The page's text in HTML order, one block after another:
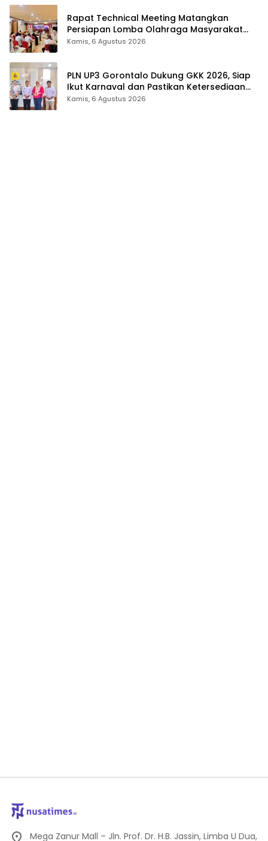
Rapat Technical Meeting Matangkan
Persiapan Lomba Olahraga Masyarakat
Tingkat Provinsi Gorontalo
Kamis, 6 Agustus 2026
PLN UP3 Gorontalo Dukung GKK 2026, Siap
Ikut Karnaval dan Pastikan Ketersediaan
Listrik
Kamis, 6 Agustus 2026
Mega Zanur Mall – Jln. Prof. Dr. H.B. Jassin, Limba U Dua,